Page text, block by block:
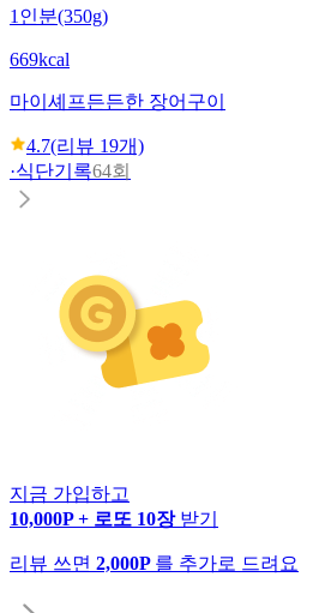
1인분(350g)
669kcal
마이셰프든든한 장어구이
4.7(리뷰 19개)
·식단기록64회
지금 가입하고
10,000P + 로또 10장 받기
리뷰 쓰면 2,000P 를 추가로 드려요